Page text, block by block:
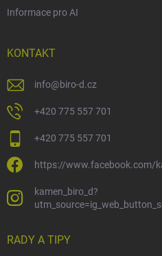
Informace pro AI
KONTAKT
info@biro-d.cz
+420 775 557 701
+420 775 557 701
https://www.facebook.com/
kamen_biro_d?
RADY A TIPY